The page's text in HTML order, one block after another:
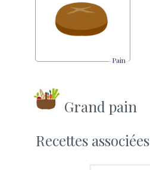
Pain
Grand pain
Recettes associées